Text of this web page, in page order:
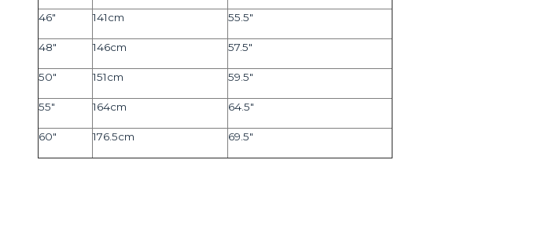
46" 141cm 55.5"
48" 146cm 57.5"
50" 151cm 59.5"
55" 164cm 64.5"
60" 176.5cm 69.5"